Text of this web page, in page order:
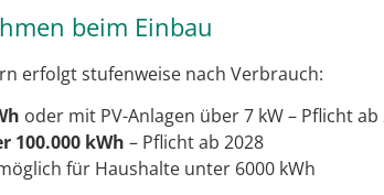
beim Einbau
erfolgt stufenweise nach Verbrauch:
oder mit PV-Anlagen über 7 kW – Pflicht ab
100.000 kWh – Pflicht ab 2028
für Haushalte unter 6000 kWh